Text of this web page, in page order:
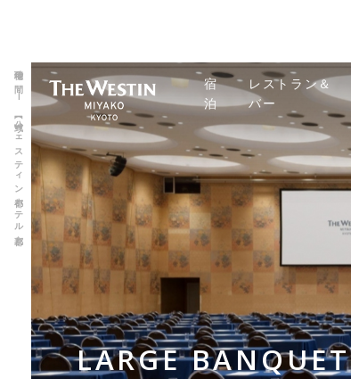
瑞穂の間 | 【公式】ウェスティン都ホテル京都
宿
泊
レストラン＆
バー
LARGE BANQUET